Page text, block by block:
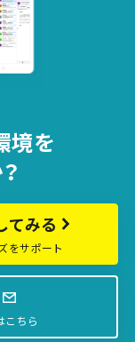
境を
てみる
をサポート
こちら